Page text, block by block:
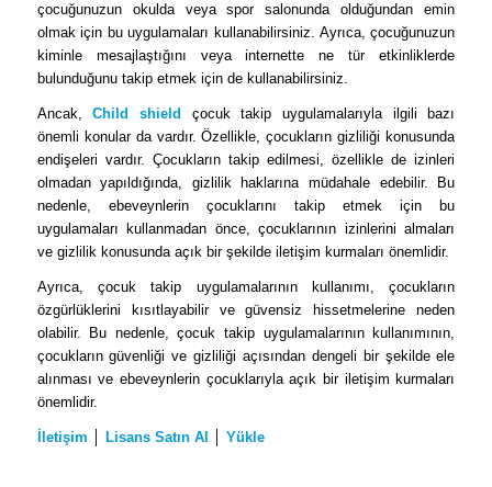
çocuğunuzun okulda veya spor salonunda olduğundan emin
olmak için bu uygulamaları kullanabilirsiniz. Ayrıca, çocuğunuzun
kiminle mesajlaştığını veya internette ne tür etkinliklerde
bulunduğunu takip etmek için de kullanabilirsiniz.
Ancak,Child shield
çocuk takip uygulamalarıyla ilgili bazı
önemli konular da vardır. Özellikle, çocukların gizliliği konusunda
endişeleri vardır. Çocukların takip edilmesi, özellikle de izinleri
olmadan yapıldığında, gizlilik haklarına müdahale edebilir. Bu
nedenle, ebeveynlerin çocuklarını takip etmek için bu
uygulamaları kullanmadan önce, çocuklarının izinlerini almaları
ve gizlilik konusunda açık bir şekilde iletişim kurmaları önemlidir.
Ayrıca, çocuk takip uygulamalarının kullanımı, çocukların
özgürlüklerini kısıtlayabilir ve güvensiz hissetmelerine neden
olabilir. Bu nedenle, çocuk takip uygulamalarının kullanımının,
çocukların güvenliği ve gizliliği açısından dengeli bir şekilde ele
alınması ve ebeveynlerin çocuklarıyla açık bir iletişim kurmaları
önemlidir.
İletişim Lisans Satın Al Yükle